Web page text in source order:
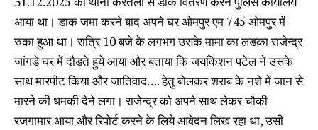
आया था। डाक जमा करने बाद अपने घर ओमपुर एम 745 ओमपुर में
रुका हुआ था। रात्रि 10 बजे के लगभग उसके मामा का लडका राजेन्द्र
जांगडे घर में दौडते हुये आया और बताया कि जयकिशन पटेल ने उसके
साथ मारपीट किया और जातिवाद…. हेतु बोलकर शराब के नशे में जान से
मारने की धमकी देने लगा। राजेन्द्र को अपने साथ लेकर चौकी
रजगामार आया और रिपोर्ट करने के लिये आवेदन लिख रहा था, उसी